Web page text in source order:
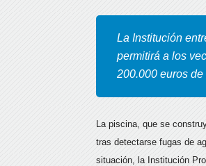
La Institución
permitirá a los
200.000 euros
La piscina, que se
tras detectarse fugas de
situación, la Institución